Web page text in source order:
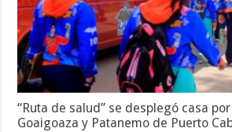
“Ruta de salud” se desplegó casa
Goaigoaza y Patanemo de Puerto